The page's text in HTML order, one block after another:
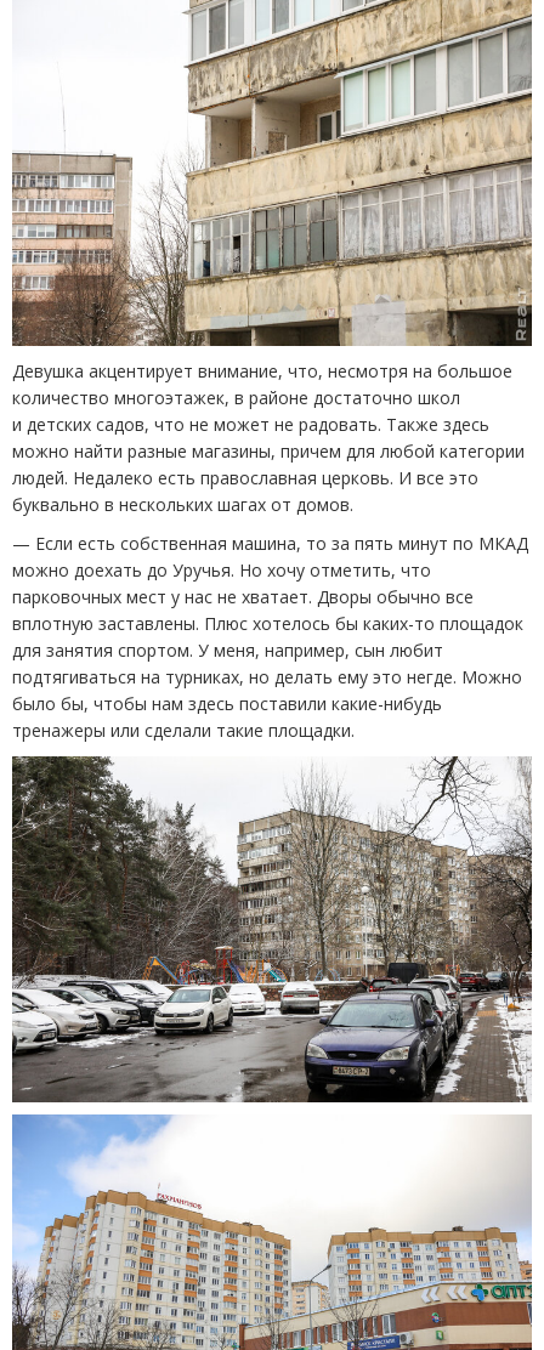
Девушка акцентирует внимание, что, несмотря на большое
количество многоэтажек, в районе достаточно школ
и детских садов, что не может не радовать. Также здесь
можно найти разные магазины, причем для любой категории
людей. Недалеко есть православная церковь. И все это
буквально в нескольких шагах от домов.
— Если есть собственная машина, то за пять минут по МКАД
можно доехать до Уручья. Но хочу отметить, что
парковочных мест у нас не хватает. Дворы обычно все
вплотную заставлены. Плюс хотелось бы каких-то площадок
для занятия спортом. У меня, например, сын любит
подтягиваться на турниках, но делать ему это негде. Можно
было бы, чтобы нам здесь поставили какие-нибудь
тренажеры или сделали такие площадки.